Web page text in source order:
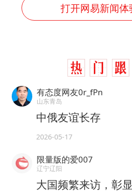
打开网易新闻体
有态度网友0r_fPn
山东青岛
中俄友谊长存
2026-05-17
限量版的爱007
辽宁辽阳
大国频繁来访，彰